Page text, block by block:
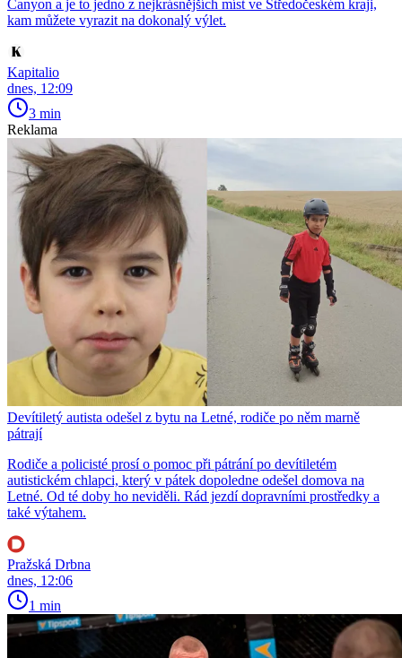
Canyon a je to jedno z nejkrásnějších míst ve Středočeském kraji,
kam můžete vyrazit na dokonalý výlet.
Kapitalio
dnes, 12:09
3 min
Reklama
Devítiletý autista odešel z bytu na Letné, rodiče po něm marně
pátrají
Rodiče a policisté prosí o pomoc při pátrání po devítiletém
autistickém chlapci, který v pátek dopoledne odešel domova na
Letné. Od té doby ho neviděli. Rád jezdí dopravními prostředky a
také výtahem.
Pražská Drbna
dnes, 12:06
1 min